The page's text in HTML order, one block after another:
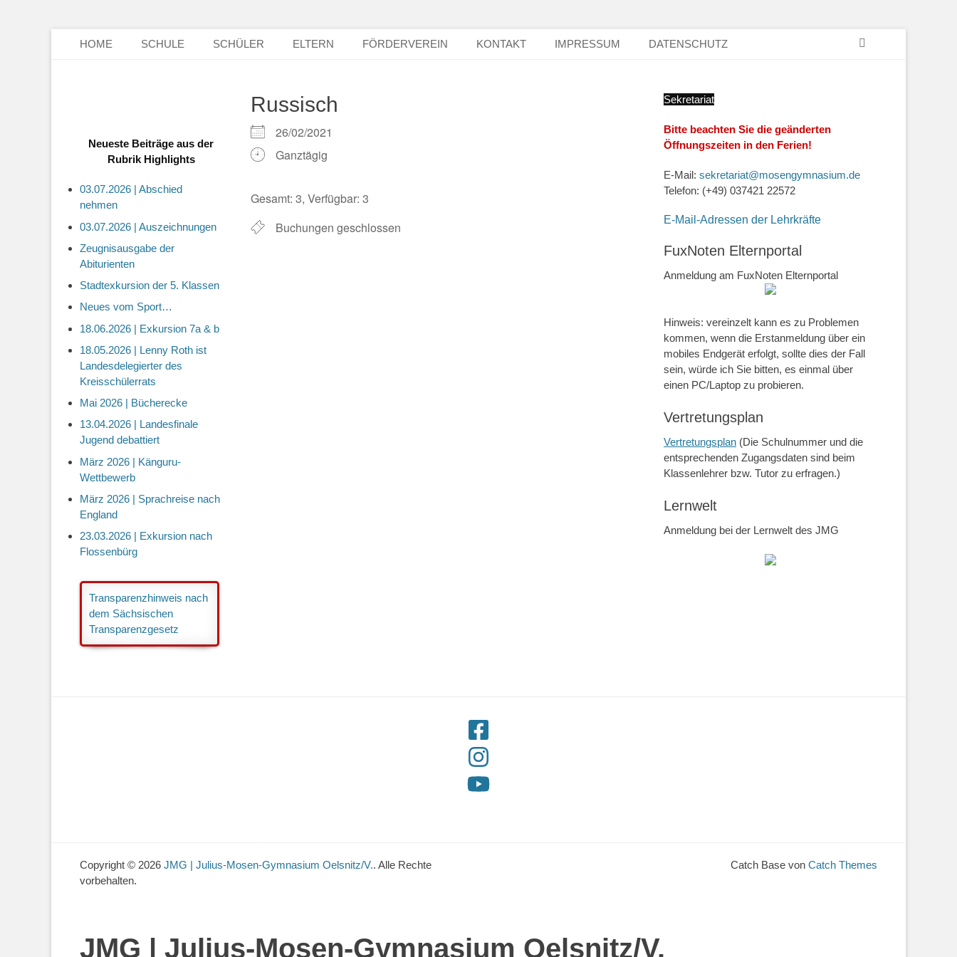
JMG | Julius-Mosen-Gymnasium Oelsnitz/V.
Primäres Menü
Inhalt
HOME SCHULE SCHÜLER ELTERN FÖRDERVEREIN KONTAKT IMPRESSUM DATENSCHUTZ
Russisch
26/02/2021
Ganztägig
Gesamt: 3, Verfügbar: 3
Buchungen geschlossen
Sekretariat
Bitte beachten Sie die geänderten
Öffnungszeiten in den Ferien!
E-Mail: sekretariat@mosengymnasium.de
Telefon: (+49) 037421 22572
E-Mail-Adressen der Lehrkräfte
FuxNoten Elternportal
Anmeldung am FuxNoten Elternportal
Hinweis: vereinzelt kann es zu Problemen
kommen, wenn die Erstanmeldung über ein
mobiles Endgerät erfolgt, sollte dies der Fall
sein, würde ich Sie bitten, es einmal über
einen PC/Laptop zu probieren.
Vertretungsplan
Vertretungsplan (Die Schulnummer und die
entsprechenden Zugangsdaten sind beim
Klassenlehrer bzw. Tutor zu erfragen.)
Lernwelt
Anmeldung bei der Lernwelt des JMG
Neueste Beiträge aus der
Rubrik Highlights
03.07.2026 | Abschied
nehmen
03.07.2026 | Auszeichnungen
Zeugnisausgabe der
Abiturienten
Stadtexkursion der 5. Klassen
Neues vom Sport…
18.06.2026 | Exkursion 7a & b
18.05.2026 | Lenny Roth ist
Landesdelegierter des
Kreisschülerrats
Mai 2026 | Bücherecke
13.04.2026 | Landesfinale
Jugend debattiert
März 2026 | Känguru-
Wettbewerb
März 2026 | Sprachreise nach
England
23.03.2026 | Exkursion nach
Flossenbürg
Transparenzhinweis nach
dem Sächsischen
Transparenzgesetz
Copyright © 2026 JMG | Julius-Mosen-Gymnasium Oelsnitz/V.. Alle Rechte
vorbehalten.
Catch Base von Catch Themes